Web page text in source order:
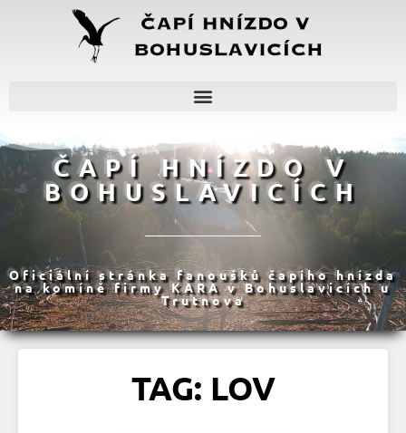
ČAPÍ HNÍZDO V
BOHUSLAVICÍCH
Oficiální stránka fanoušků čapího hnízda
na komíně firmy KARA v Bohuslavicích u
Trutnova
TAG: LOV